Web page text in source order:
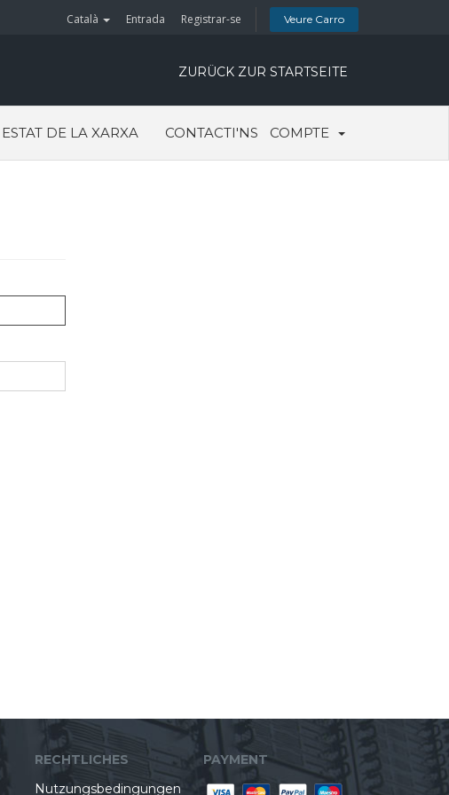
Català Entrada Registrar-se Veure Carro
ZURÜCK ZUR STARTSEITE
ESTAT DE LA XARXA CONTACTI'NS COMPTE
RECHTLICHES
Nutzungsbedingungen
PAYMENT